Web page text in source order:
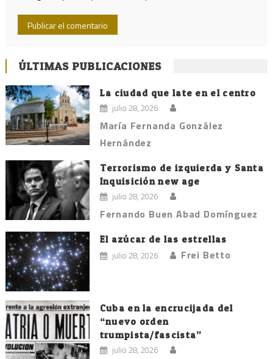
ÚLTIMAS PUBLICACIONES
La ciudad que late en el centro
julio 28, 2026
María Fernanda González
Hernández
Terrorismo de izquierda y Santa
Inquisición new age
julio 28, 2026
Fernando Buen Abad Domínguez
El azúcar de las estrellas
julio 28, 2026 Frei Betto
Cuba en la encrucijada del
“nuevo orden
trumpista/fascista”
julio 28, 2026